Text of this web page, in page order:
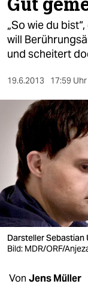
politik
öko
sport
berlin
nord
wahrheit
verlag
verlag
veranstaltungen
„So wie du
will
und scheitert
19.6.2013 17:59 Uhr
Darsteller Sebastian
Bild: MDR/ORF/
Von Jens Müller